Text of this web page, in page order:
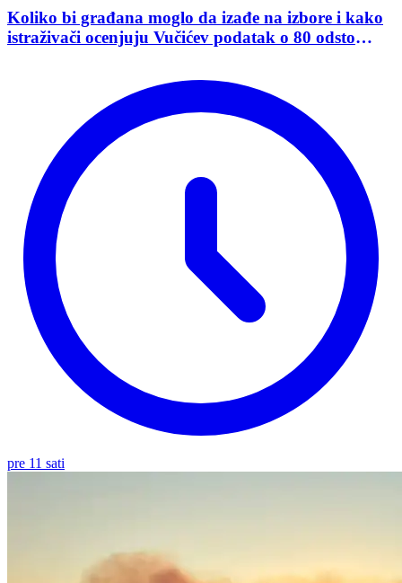
Koliko bi građana moglo da izađe na izbore i kako
istraživači ocenjuju Vučićev podatak o 80 odsto
pre 11 sati